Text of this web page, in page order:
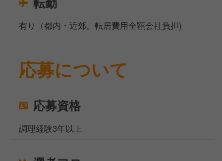
有り（都内・近郊。転居費用全額会社負担)
応募について
応募資格
調理経験3年以上